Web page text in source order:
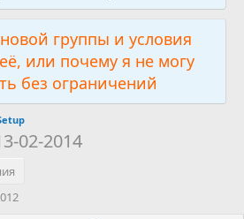
группы и условия
или почему я не могу
без ограничений
02-2014